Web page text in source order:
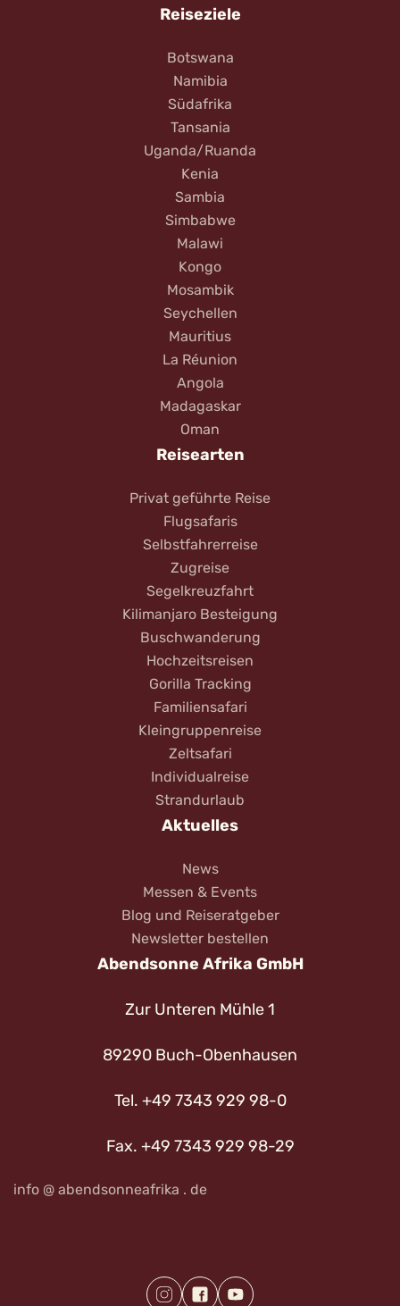
Reiseziele
Botswana
Namibia
Südafrika
Tansania
Uganda/Ruanda
Kenia
Sambia
Simbabwe
Malawi
Kongo
Mosambik
Seychellen
Mauritius
La Réunion
Angola
Madagaskar
Oman
Reisearten
Privat geführte Reise
Flugsafaris
Selbstfahrerreise
Zugreise
Segelkreuzfahrt
Kilimanjaro Besteigung
Buschwanderung
Hochzeitsreisen
Gorilla Tracking
Familiensafari
Kleingruppenreise
Zeltsafari
Individualreise
Strandurlaub
Aktuelles
News
Messen & Events
Blog und Reiseratgeber
Newsletter bestellen
Abendsonne Afrika GmbH
Zur Unteren Mühle 1
89290 Buch-Obenhausen
Tel. +49 7343 929 98-0
Fax. +49 7343 929 98-29
info @ abendsonneafrika . de